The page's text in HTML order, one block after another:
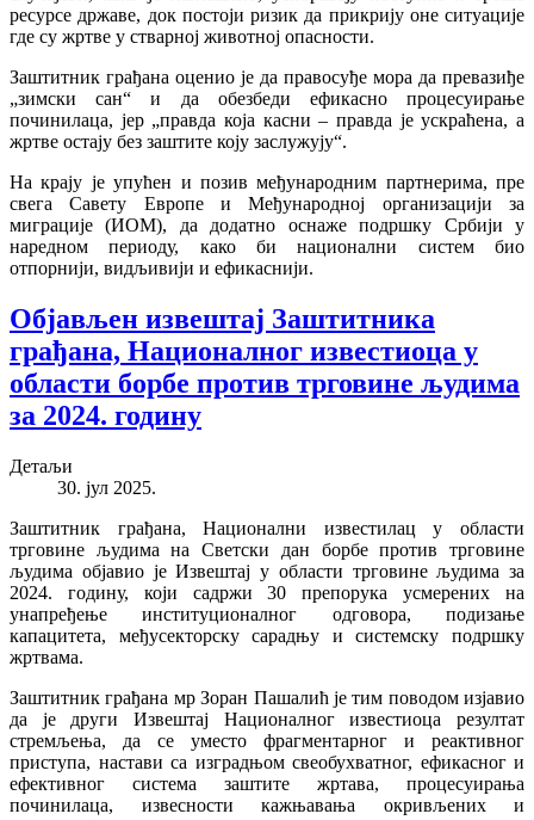
ресурсе државе, док постоји ризик да прикрију оне ситуације
где су жртве у стварној животној опасности.
Заштитник грађана оценио је да правосуђе мора да превазиђе
„зимски сан“ и да обезбеди ефикасно процесуирање
починилаца, јер „правда која касни – правда је ускраћена, а
жртве остају без заштите коју заслужују“.
На крају је упућен и позив међународним партнерима, пре
свега Савету Европе и Међународној организацији за
миграције (ИОМ), да додатно оснаже подршку Србији у
наредном периоду, како би национални систем био
отпорнији, видљивији и ефикаснији.
Објављен извештај Заштитника
грађана, Националног известиоца у
области борбе против трговине људима
за 2024. годину
Детаљи
30. јул 2025.
Заштитник грађана, Национални известилац у области
трговине људима на Светски дан борбе против трговине
људима објавио је Извештај у области трговине људима за
2024. годину, који садржи 30 препорука усмерених на
унапређење институционалног одговора, подизање
капацитета, међусекторску сарадњу и системску подршку
жртвама.
Заштитник грађана мр Зоран Пашалић је тим поводом изјавио
да је други Извештај Националног известиоца резултат
стремљења, да се уместо фрагментарног и реактивног
приступа, настави са изградњом свеобухватног, ефикасног и
ефективног система заштите жртава, процесуирања
починилаца, извесности кажњавања окривљених и